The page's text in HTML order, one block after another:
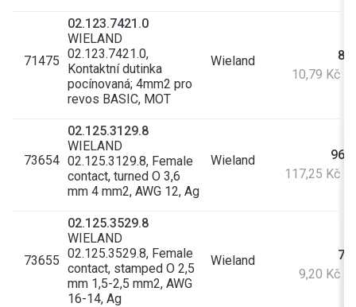
71475
02.123.7421.0
WIELAND
02.123.7421.0,
Kontaktní dutinka
pocínovaná; 4mm2 pro
revos BASIC, MOT
Wieland
10,79 Kč s
73654
02.125.3129.8
WIELAND
02.125.3129.8, Female
contact, turned O 3,6
mm 4 mm2, AWG 12, Ag
Wieland
117,25 Kč s
73655
02.125.3529.8
WIELAND
02.125.3529.8, Female
contact, stamped O 2,5
mm 1,5-2,5 mm2, AWG
16-14, Ag
Wieland
9,20 Kč s